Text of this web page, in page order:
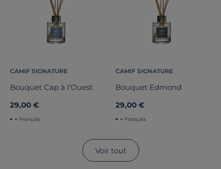
CAMIF SIGNATURE
Bouquet Cap à l'Ouest
29,00 €
Français
CAMIF SIGNATURE
Bouquet Edmond
29,00 €
Français
Voir tout